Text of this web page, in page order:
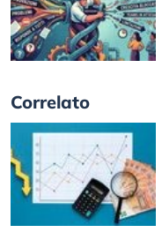
Correlato